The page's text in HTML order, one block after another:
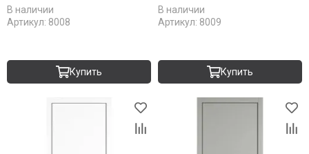
В наличии
Артикул: 8008
Купить
В наличии
Артикул: 8009
Купить